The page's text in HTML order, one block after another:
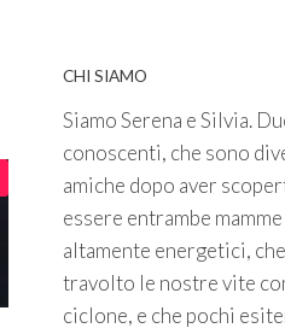
CHI SIAMO
Siamo Serena e Silvia.
conoscenti, che sono
amiche dopo aver
essere entrambe
altamente energetici,
travolto le nostre vite
ciclone, e che pochi